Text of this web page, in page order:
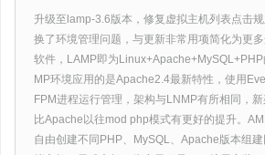
升级至lamp-3.6版本，修复虚拟主机列表点击
换了环境管理问题，与更新非常用项简化为更
软件，LAMP即为
MP环境应用的是Apache2.4最新特性，使用
FPM进程运行管理，架构与LNMP有所相同，
比Apache以往mod php模式有更好的提升。
自由创建不同PHP、MySQL、Apache版本组